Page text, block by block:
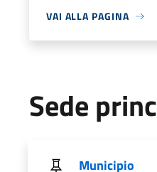
VAI ALLA PAGINA
Sede
Municipio